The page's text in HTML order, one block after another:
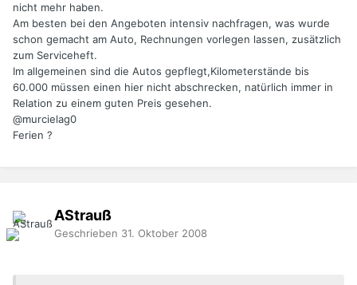
nicht mehr haben.
Am besten bei den Angeboten intensiv nachfragen, was wurde
schon gemacht am Auto, Rechnungen vorlegen lassen, zusätzlich
zum Serviceheft.
Im allgemeinen sind die Autos gepflegt,Kilometerstände bis
60.000 müssen einen hier nicht abschrecken, natürlich immer in
Relation zu einem guten Preis gesehen.
@murcielag0
Ferien ?
AStrauß
Geschrieben 31. Oktober 2008